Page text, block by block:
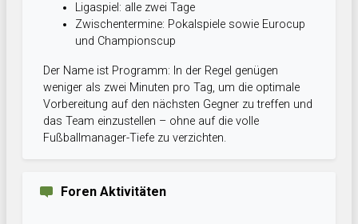
Ligaspiel: alle zwei Tage
Zwischentermine: Pokalspiele sowie Eurocup
und Championscup
Der Name ist Programm: In der Regel genügen
weniger als zwei Minuten pro Tag, um die optimale
Vorbereitung auf den nächsten Gegner zu treffen und
das Team einzustellen – ohne auf die volle
Fußballmanager-Tiefe zu verzichten.
Foren Aktivitäten